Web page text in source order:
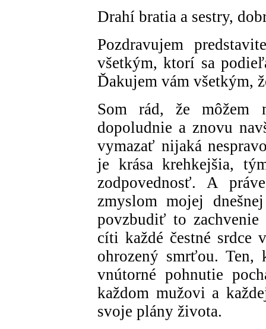
Drahí bratia a sestry,
Pozdravujem
všetkým, ktorí sa
Ďakujem vám všetkým,
Som rád, že môžem
dopoludnie a znovu
vymazať nijaká
je krása krehkejšia,
zodpovednosť. A
zmyslom mojej
povzbudiť to zachvenie
cíti každé čestné
ohrozený smrťou.
vnútorné pohnutie
každom mužovi a
svoje plány života.